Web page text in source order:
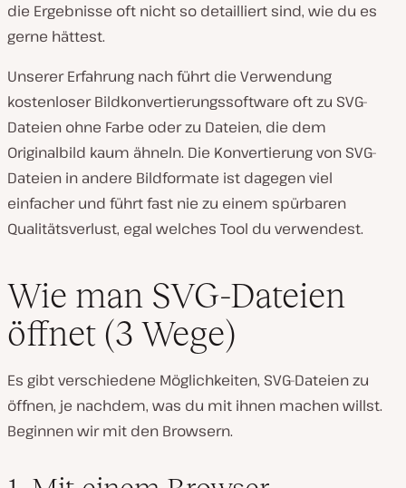
die Ergebnisse oft nicht so detailliert sind, wie du es
gerne hättest.
Unserer Erfahrung nach führt die Verwendung
kostenloser Bildkonvertierungssoftware oft zu SVG-
Dateien ohne Farbe oder zu Dateien, die dem
Originalbild kaum ähneln. Die Konvertierung von SVG-
Dateien in andere Bildformate ist dagegen viel
einfacher und führt fast nie zu einem spürbaren
Qualitätsverlust, egal welches Tool du verwendest.
Wie man SVG-Dateien
öffnet (3 Wege)
Es gibt verschiedene Möglichkeiten, SVG-Dateien zu
öffnen, je nachdem, was du mit ihnen machen willst.
Beginnen wir mit den Browsern.